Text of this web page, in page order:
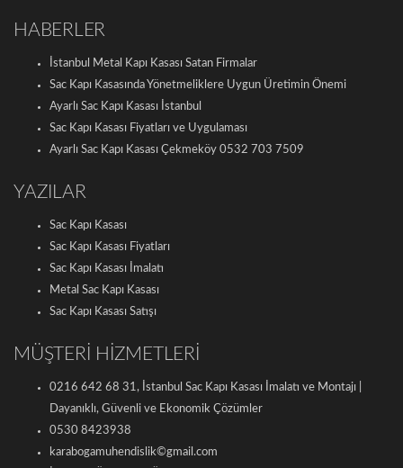
HABERLER
İstanbul Metal Kapı Kasası Satan Firmalar
Sac Kapı Kasasında Yönetmeliklere Uygun Üretimin Önemi
Ayarlı Sac Kapı Kasası İstanbul
Sac Kapı Kasası Fiyatları ve Uygulaması
Ayarlı Sac Kapı Kasası Çekmeköy 0532 703 7509
YAZILAR
Sac Kapı Kasası
Sac Kapı Kasası Fiyatları
Sac Kapı Kasası İmalatı
Metal Sac Kapı Kasası
Sac Kapı Kasası Satışı
MÜŞTERİ HİZMETLERİ
0216 642 68 31, İstanbul Sac Kapı Kasası İmalatı ve Montajı |
Dayanıklı, Güvenli ve Ekonomik Çözümler
0530 8423938
karabogamuhendislik©gmail.com